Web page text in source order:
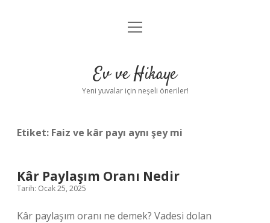
Anasayfa
Yasal Uyarı
menüyü
Ev ve Hikaye
Yeni yuvalar için neşeli öneriler!
Etiket: Faiz ve kâr payı aynı şey mi
Kâr Paylaşım Oranı Nedir
Tarih: Ocak 25, 2025
Kâr paylaşım oranı ne demek? Vadesi dolan